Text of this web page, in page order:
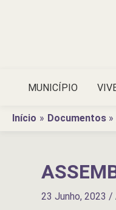
MUNICÍPIO
Início Documentos
23 Junho, 2023 /